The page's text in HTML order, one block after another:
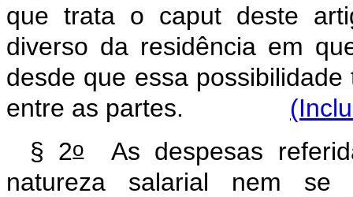
que trata o caput deste
diverso da residência em
desde que essa
entre as partes.
§ 2oAs despesas
natureza salarial nem se